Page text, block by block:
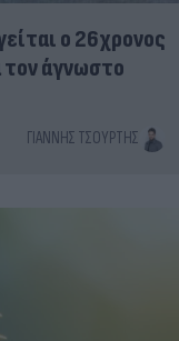
ο 26χρονος
τον άγνωστο
ΓΙΆΝΝΗΣ ΤΣΟΎΡΤΗΣ